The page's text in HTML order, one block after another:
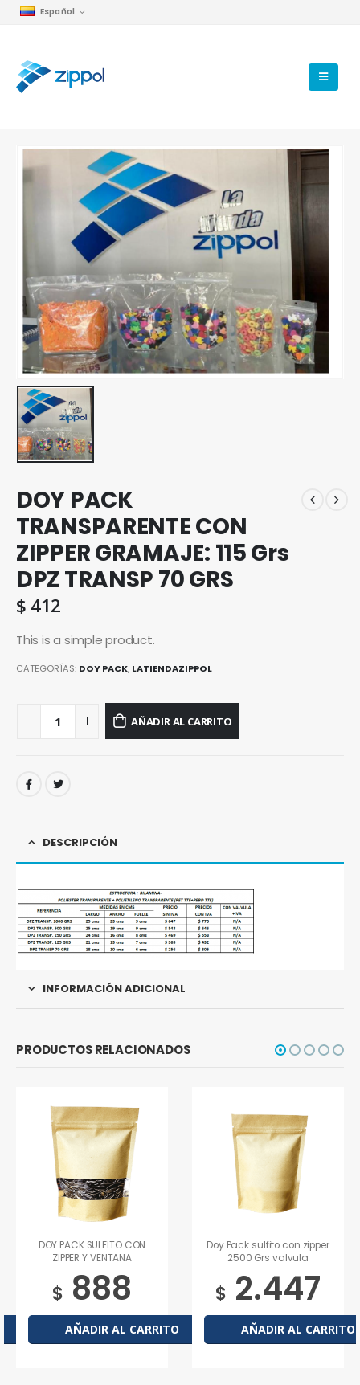
Español
DOY PACK
TRANSPARENTE CON
ZIPPER GRAMAJE: 115 Grs
DPZ TRANSP 70 GRS
$ 412
This is a simple product.
CATEGORÍAS: DOY PACK, LATIENDAZIPPOL
AÑADIR AL CARRITO
DESCRIPCIÓN
INFORMACIÓN ADICIONAL
PRODUCTOS RELACIONADOS
CON
AL CARRITO
Doy Pack sulfito con zipper
2500 Grs valvula
$2.447
AÑADIR AL CARRITO
DOY PACK
METALIZADA
$